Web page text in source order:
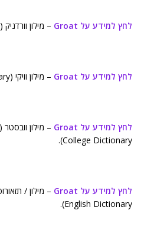
לחץ למידע על Groat – מילון וורדניק (Wordnik ).
לחץ למידע על Groat – מילון וויקי (Wiktionary).
לחץ למידע על Groat
College Dictionary).
לחץ למידע על Groat
English Dictionary).